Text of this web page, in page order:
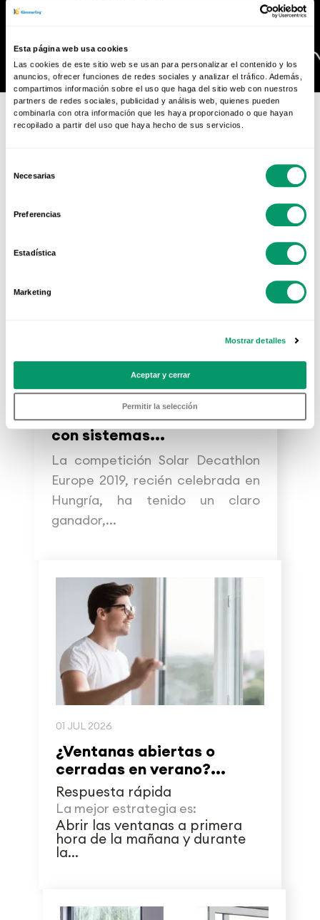
Esta página web usa cookies
Las cookies de este sitio web se usan para personalizar el contenido y los
anuncios, ofrecer funciones de redes sociales y analizar el tráfico. Además,
compartimos información sobre el uso que haga del sitio web con nuestros
partners de redes sociales, publicidad y análisis web, quienes pueden
combinarla con otra información que les haya proporcionado o que hayan
recopilado a partir del uso que haya hecho de sus servicios.
de
Necesarias
Preferencias
Estadística
Marketing
Mostrar detalles
Aceptar y cerrar
Permitir la selección
05 SEP 2019
Azalea UPV, el proyecto
con sistemas...
La competición Solar Decathlon
Europe 2019, recién celebrada en
Hungría, ha tenido un claro
ganador,...
01 JUL 2026
¿Ventanas abiertas o
cerradas en verano?...
Respuesta rápida
La mejor estrategia es:
Abrir las ventanas a primera
hora de la mañana y durante
la...